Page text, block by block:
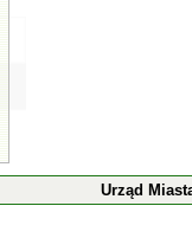
Urząd